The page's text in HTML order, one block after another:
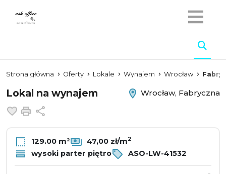
Strona główna Oferty Lokale Wynajem Wrocław
Lokal na wynajem
Wrocław, Fabryczna
Dodaj do ulubionych
Drukuj
129.00 m² 47,00 zł/m2
wysoki parter piętro ASO-LW-41532